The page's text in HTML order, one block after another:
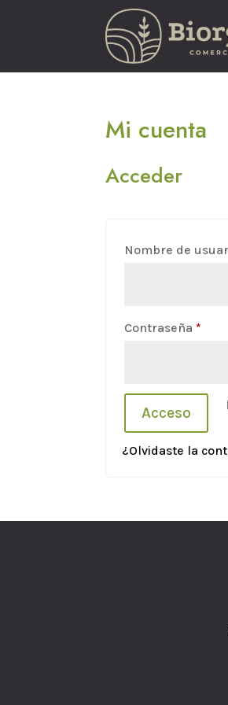
Mi cuenta
Acceder
Nombre de
Contraseña *
Acceso
¿Olvidaste la